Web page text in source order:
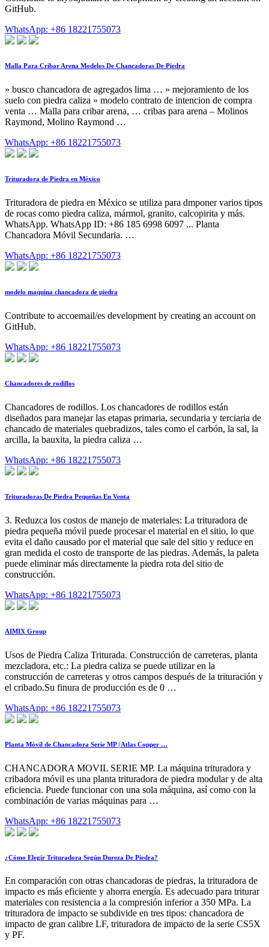
GitHub.
WhatsApp: +86 18221755073
Malla Para Cribar Arena Modelos De Chancadoras De Piedra
» busco chancadora de agregados lima … » mejoramiento de los
suelo con piedra caliza » modelo contrato de intencion de compra
venta … Malla para cribar arena, … cribas para arena – Molinos
Raymond, Molino Raymond …
WhatsApp: +86 18221755073
Trituradora de Piedra en México
Trituradora de piedra en México se utiliza para dmponer varios tipos
de rocas como piedra caliza, mármol, granito, calcopirita y más.
WhatsApp. WhatsApp ID: +86 185 6998 6097 ... Planta
Chancadora Móvil Secundaria. …
WhatsApp: +86 18221755073
modelo maquina chancadora de piedra
Contribute to accoemail/es development by creating an account on
GitHub.
WhatsApp: +86 18221755073
Chancadores de rodillos
Chancadores de rodillos. Los chancadores de rodillos están
diseñados para manejar las etapas primaria, secundaria y terciaria de
chancado de materiales quebradizos, tales como el carbón, la sal, la
arcilla, la bauxita, la piedra caliza …
WhatsApp: +86 18221755073
Trituradoras De Piedra Pequeñas En Venta
3. Reduzca los costos de manejo de materiales: La trituradora de
piedra pequeña móvil puede procesar el material en el sitio, lo que
evita el daño causado por el material que sale del sitio y reduce en
gran medida el costo de transporte de las piedras. Además, la paleta
puede eliminar más directamente la piedra rota del sitio de
construcción.
WhatsApp: +86 18221755073
AIMIX Group
Usos de Piedra Caliza Triturada. Construcción de carreteras, planta
mezcladora, etc.: La piedra caliza se puede utilizar en la
construcción de carreteras y otros campos después de la trituración y
el cribado.Su finura de producción es de 0 …
WhatsApp: +86 18221755073
Planta Móvil de Chancadora Serie MP | Atlas Copper …
CHANCADORA MOVIL SERIE MP. La máquina trituradora y
cribadora móvil es una planta trituradora de piedra modular y de alta
eficiencia. Puede funcionar con una sola máquina, así como con la
combinación de varias máquinas para …
WhatsApp: +86 18221755073
¿Cómo Elegir Trituradora Según Dureza De Piedra?
En comparación con otras chancadoras de piedras, la trituradora de
impacto es más eficiente y ahorra energía. Es adecuado para triturar
materiales con resistencia a la compresión inferior a 350 MPa. La
trituradora de impacto se subdivide en tres tipos: chancadora de
impacto de gran calibre LF, trituradora de impacto de la serie CS5X
y PF.